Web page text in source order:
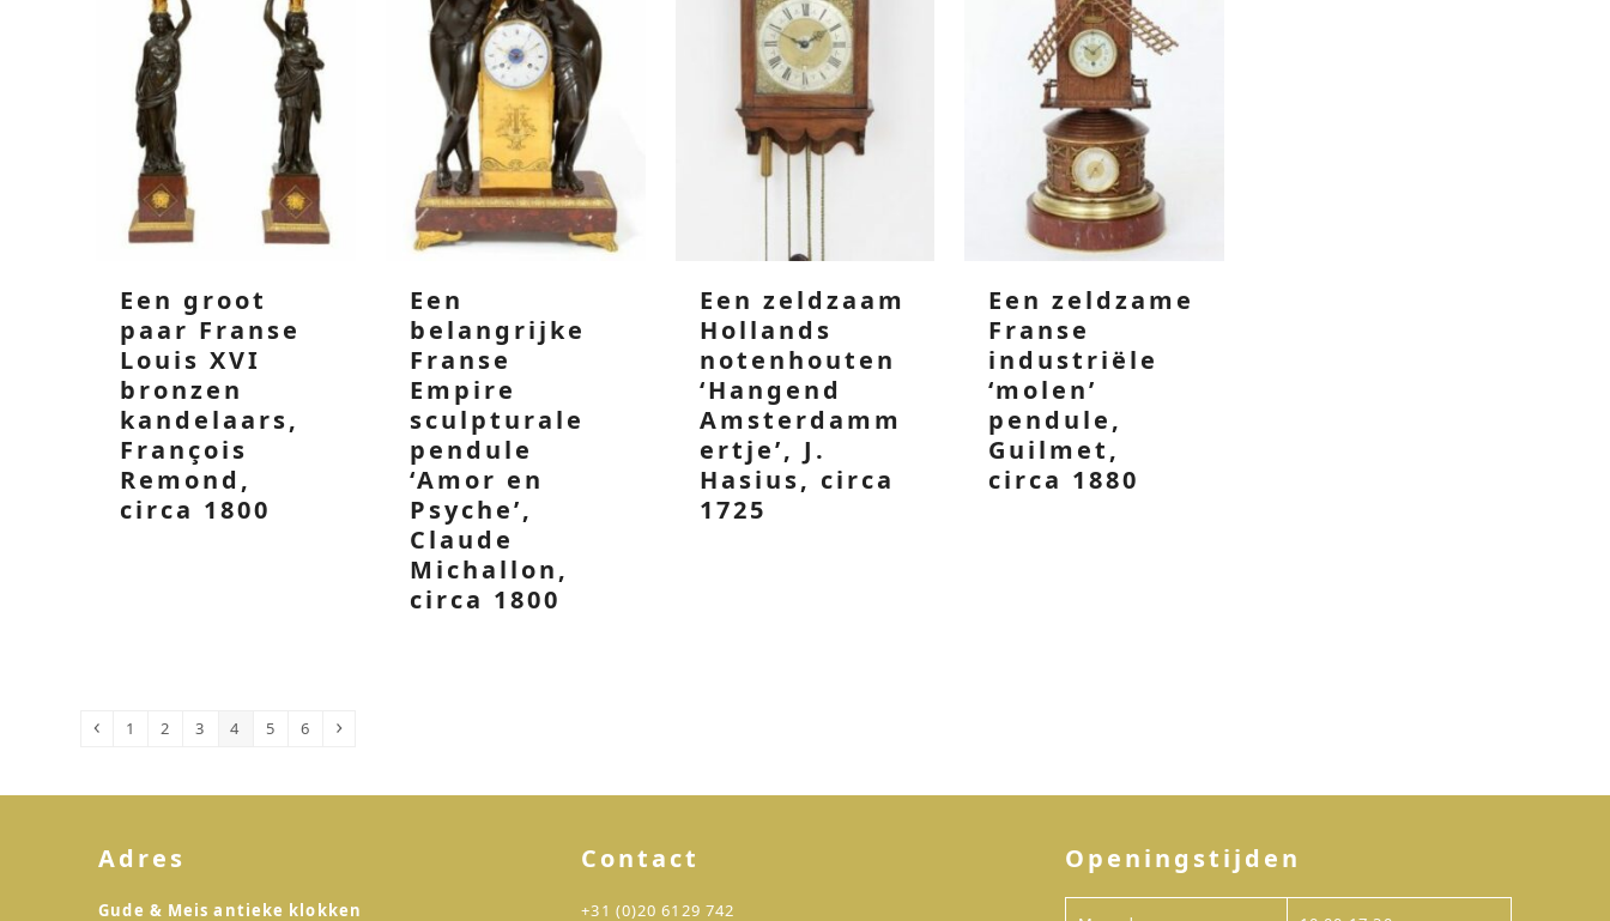
Een groot
paar Franse
Louis XVI
bronzen
kandelaars,
François
Remond,
circa 1800
Een
belangrijke
Franse
Empire
sculpturale
pendule
‘Amor en
Psyche’,
Claude
Michallon,
circa 1800
Een zeldzaam
Hollands
notenhouten
‘Hangend
Amsterdamm
ertje’, J.
Hasius, circa
1725
Een zeldzame
Franse
industriële
‘molen’
pendule,
Guilmet,
circa 1880
VorigePage
1 Page
2 Page
3 Page
4 Page
5 Page
6 Volgende
Adres
Gude & Meis antieke klokken
Contact
+31 (0)20 6129 742
Openingstijden